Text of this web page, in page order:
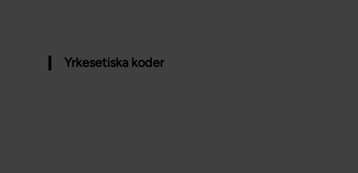
Yrkesetiska koder